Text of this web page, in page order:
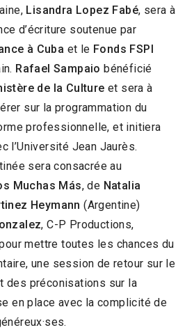
Lisandra Lopez Fabé, sera à
d’écriture soutenue par
à Cuba et le Fonds FSPI
Rafael Sampaio bénéficié
de la Culture et sera à
sur la programmation du
professionnelle, et initiera
l’Université Jean Jaurès.
sera consacrée au
Muchas Más, de Natalia
Heymann (Argentine)
, C-P Productions,
mettre toutes les chances du
une session de retour sur le
des préconisations sur la
en place avec la complicité de